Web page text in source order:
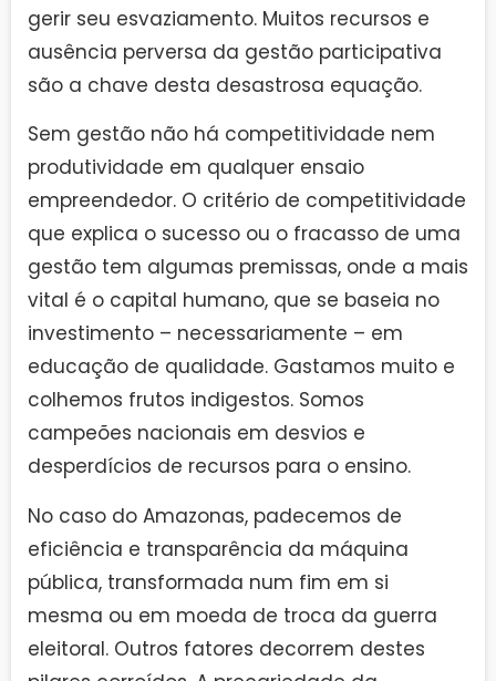
gerir seu esvaziamento. Muitos recursos e
ausência perversa da gestão participativa
são a chave desta desastrosa equação.
Sem gestão não há competitividade nem
produtividade em qualquer ensaio
empreendedor. O critério de competitividade
que explica o sucesso ou o fracasso de uma
gestão tem algumas premissas, onde a mais
vital é o capital humano, que se baseia no
investimento – necessariamente – em
educação de qualidade. Gastamos muito e
colhemos frutos indigestos. Somos
campeões nacionais em desvios e
desperdícios de recursos para o ensino.
No caso do Amazonas, padecemos de
eficiência e transparência da máquina
pública, transformada num fim em si
mesma ou em moeda de troca da guerra
eleitoral. Outros fatores decorrem destes